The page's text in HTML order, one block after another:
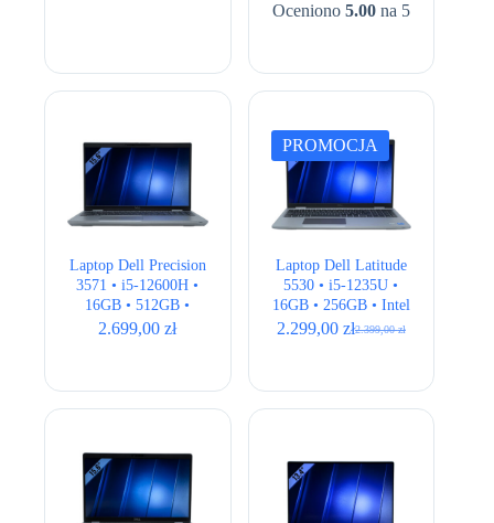
Oceniono 5.00na 5
Laptop Dell Precision
3571 • i5-12600H •
16GB • 512GB •
T600 4GB • 15,6″
2.699,00zł
PROMOCJA
Laptop Dell Latitude
5530 • i5-1235U •
16GB • 256GB • Intel
UHD • 15,6 ” Full
2.399,00zł
Pierwotna
2.399,00 zł.
2.299,00 zł
Aktualna
2.299,00 zł.